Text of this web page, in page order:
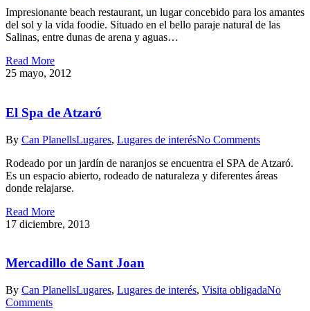
Impresionante beach restaurant, un lugar concebido para los amantes
del sol y la vida foodie. Situado en el bello paraje natural de las
Salinas, entre dunas de arena y aguas…
Read More
25 mayo, 2012
El Spa de Atzaró
By Can PlanellsLugares, Lugares de interésNo Comments
Rodeado por un jardín de naranjos se encuentra el SPA de Atzaró.
Es un espacio abierto, rodeado de naturaleza y diferentes áreas
donde relajarse.
Read More
17 diciembre, 2013
Mercadillo de Sant Joan
By Can PlanellsLugares, Lugares de interés, Visita obligadaNo
Comments